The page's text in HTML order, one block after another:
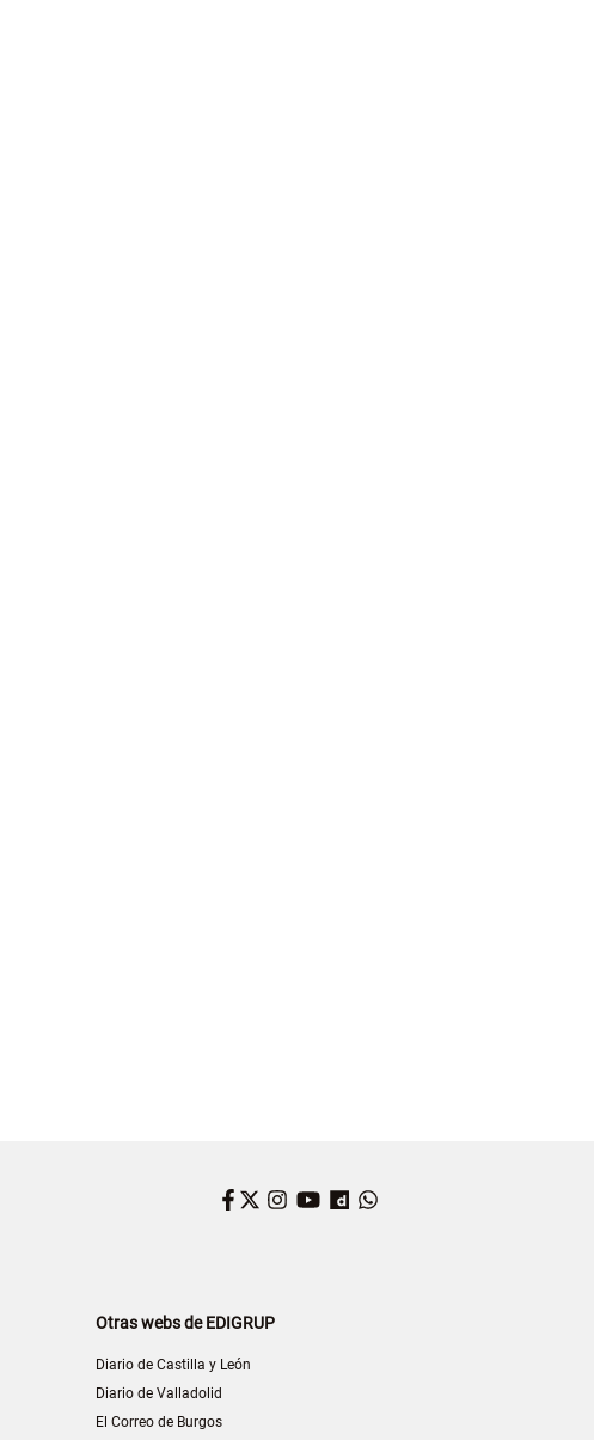
Facebook
Twitter
Instagram
YouTube
Dailymotion
Otras webs de EDIGRUP
Diario de Castilla y León
Diario de Valladolid
El Correo de Burgos